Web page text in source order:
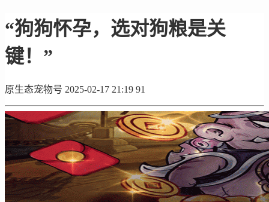
“狗狗怀孕，选对狗粮是关
键！”
原生态宠物号 2025-02-17 21:19 91